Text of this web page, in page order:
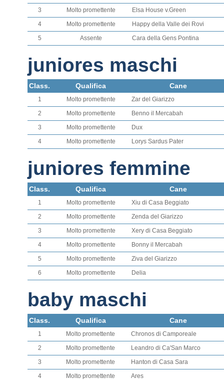
3
Molto promettente
Elsa House v.Green
4
Molto promettente
Happy della Valle dei Rovi
5
Assente Cara della Gens Pontina
juniores maschi
Class. Qualifica Cane
1 Molto promettente
Zar del Giarizzo
2
Molto promettente
Benno il Mercabah
3
Molto promettente
Dux
4
Molto promettente Lorys Sardus Pater
juniores femmine
Class. Qualifica Cane
1 Molto promettente
Xiu di Casa Beggiato
2
Molto promettente
Zenda del Giarizzo
3
Molto promettente
Xery di Casa Beggiato
4
Molto promettente
Bonny il Mercabah
5
Molto promettente
Ziva del Giarizzo
6
Molto promettente Delia
baby maschi
Class. Qualifica Cane
1 Molto promettente
Chronos di Camporeale
2
Molto promettente
Leandro di Ca'San Marco
3
Molto promettente
Hanton di Casa Sara
4
Molto promettente Ares